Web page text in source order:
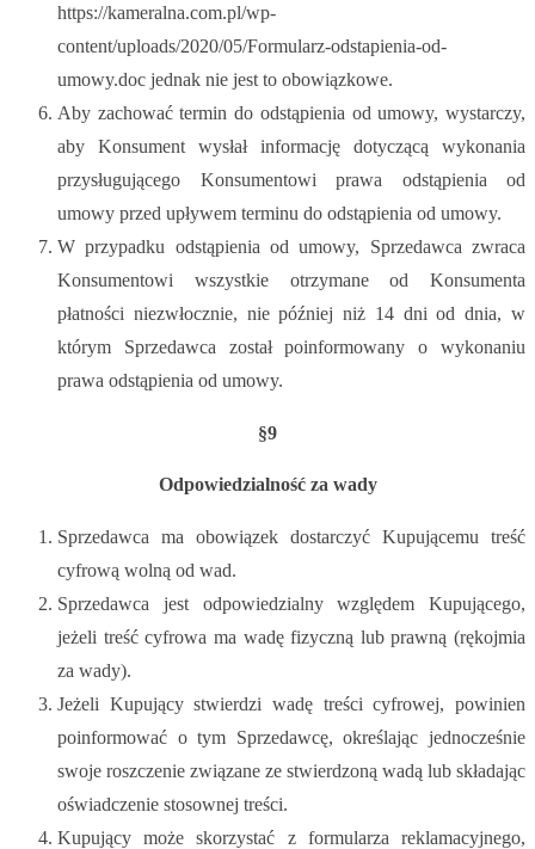
https://kameralna.com.pl/wp-
content/uploads/2020/05/Formularz-odstapienia-od-
umowy.doc jednak nie jest to obowiązkowe.
Aby zachować termin do odstąpienia od umowy, wystarczy,
aby Konsument wysłał informację dotyczącą wykonania
przysługującego Konsumentowi prawa odstąpienia od
umowy przed upływem terminu do odstąpienia od umowy.
W przypadku odstąpienia od umowy, Sprzedawca zwraca
Konsumentowi wszystkie otrzymane od Konsumenta
płatności niezwłocznie, nie później niż 14 dni od dnia, w
którym Sprzedawca został poinformowany o wykonaniu
prawa odstąpienia od umowy.
§9
Odpowiedzialność za wady
Sprzedawca ma obowiązek dostarczyć Kupującemu treść
cyfrową wolną od wad.
Sprzedawca jest odpowiedzialny względem Kupującego,
jeżeli treść cyfrowa ma wadę fizyczną lub prawną (rękojmia
za wady).
Jeżeli Kupujący stwierdzi wadę treści cyfrowej, powinien
poinformować o tym Sprzedawcę, określając jednocześnie
swoje roszczenie związane ze stwierdzoną wadą lub składając
oświadczenie stosownej treści.
Kupujący może skorzystać z formularza reklamacyjnego,